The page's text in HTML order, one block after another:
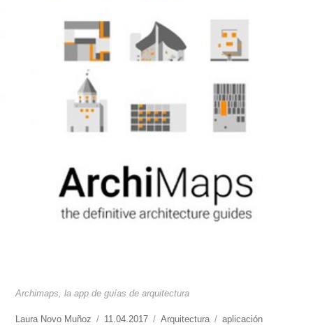
Archimaps, la app de guías de arquitectura
https://www.experimenta.es/author/laura-
Laura Novo Muñoz
Publicado
11.04.2017 Categorías
Arquitectura Etiquetas
aplicación